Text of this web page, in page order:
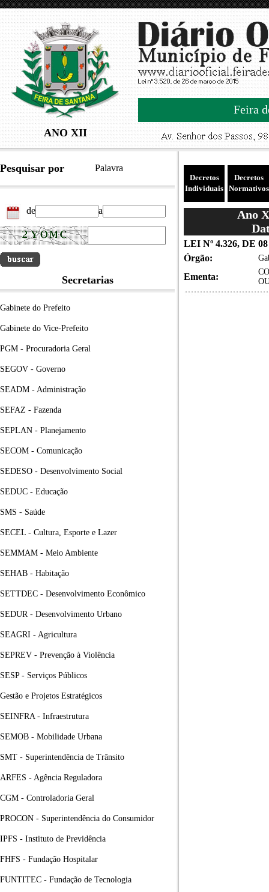
ANO XII
Feira
Pesquisar por Palavra
de a
Secretarias
Gabinete do Prefeito
Gabinete do Vice-Prefeito
PGM - Procuradoria Geral
SEGOV - Governo
SEADM - Administração
SEFAZ - Fazenda
SEPLAN - Planejamento
SECOM - Comunicação
SEDESO - Desenvolvimento Social
SEDUC - Educação
SMS - Saúde
SECEL - Cultura, Esporte e Lazer
SEMMAM - Meio Ambiente
SEHAB - Habitação
SETTDEC - Desenvolvimento Econômico
SEDUR - Desenvolvimento Urbano
SEAGRI - Agricultura
SEPREV - Prevenção à Violência
SESP - Serviços Públicos
Gestão e Projetos Estratégicos
SEINFRA - Infraestrutura
SEMOB - Mobilidade Urbana
SMT - Superintendência de Trânsito
ARFES - Agência Reguladora
CGM - Controladoria Geral
PROCON - Superintendência do Consumidor
IPFS - Instituto de Previdência
FHFS - Fundação Hospitalar
FUNTITEC - Fundação de Tecnologia
Decretos
Individuais
Decretos
Normativos
Ano
LEI Nº 4.326, DE
Órgão:
Ementa: